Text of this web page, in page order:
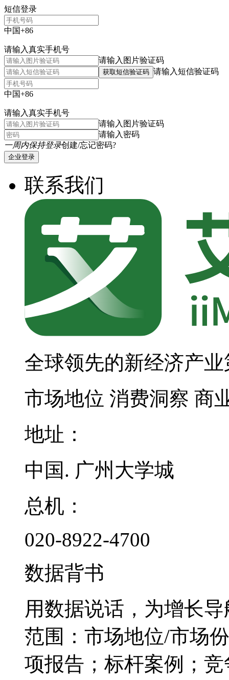
短信登录
中国+86
请输入真实手机号
请输入图片验证码
获取短信验证码 请输入短信验证码
中国+86
请输入真实手机号
请输入图片验证码
请输入密码
一周内保持登录创建/忘记密码?
企业登录
联系我们
全球领先的新经济产
市场地位 消费洞察 商
地址：
中国. 广州大学城
总机：
020-8922-4700
数据背书
用数据说话，为增长导
范围：市场地位/市场
项报告；标杆案例；